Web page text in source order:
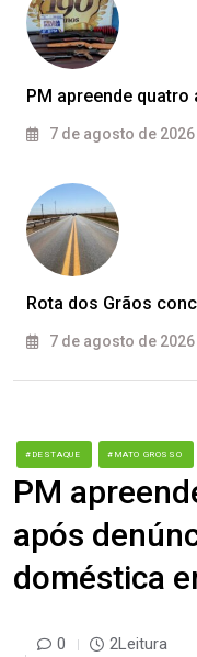
PM apreende
7 de agosto de 2026
Rota dos Grãos
7 de agosto de 2026
#DESTAQUE #MATO GROSSO
PM
após
doméstica
0 2Leitura